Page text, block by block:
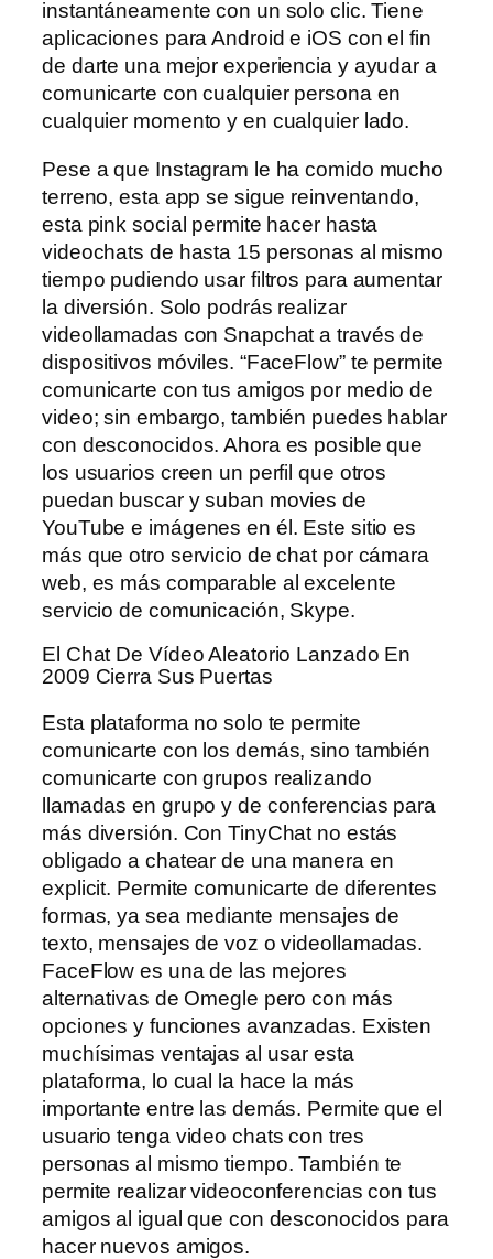
instantáneamente con un solo clic. Tiene
aplicaciones para Android e iOS con el fin
de darte una mejor experiencia y ayudar a
comunicarte con cualquier persona en
cualquier momento y en cualquier lado.
Pese a que Instagram le ha comido mucho
terreno, esta app se sigue reinventando,
esta pink social permite hacer hasta
videochats de hasta 15 personas al mismo
tiempo pudiendo usar filtros para aumentar
la diversión. Solo podrás realizar
videollamadas con Snapchat a través de
dispositivos móviles. “FaceFlow” te permite
comunicarte con tus amigos por medio de
video; sin embargo, también puedes hablar
con desconocidos. Ahora es posible que
los usuarios creen un perfil que otros
puedan buscar y suban movies de
YouTube e imágenes en él. Este sitio es
más que otro servicio de chat por cámara
web, es más comparable al excelente
servicio de comunicación, Skype.
El Chat De Vídeo Aleatorio Lanzado En
2009 Cierra Sus Puertas
Esta plataforma no solo te permite
comunicarte con los demás, sino también
comunicarte con grupos realizando
llamadas en grupo y de conferencias para
más diversión. Con TinyChat no estás
obligado a chatear de una manera en
explicit. Permite comunicarte de diferentes
formas, ya sea mediante mensajes de
texto, mensajes de voz o videollamadas.
FaceFlow es una de las mejores
alternativas de Omegle pero con más
opciones y funciones avanzadas. Existen
muchísimas ventajas al usar esta
plataforma, lo cual la hace la más
importante entre las demás. Permite que el
usuario tenga video chats con tres
personas al mismo tiempo. También te
permite realizar videoconferencias con tus
amigos al igual que con desconocidos para
hacer nuevos amigos.